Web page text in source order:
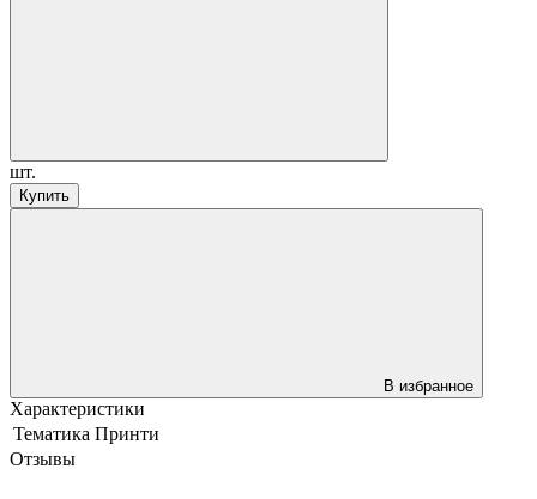
шт.
Купить
В избранное
Характеристики
Тематика Принти
Отзывы